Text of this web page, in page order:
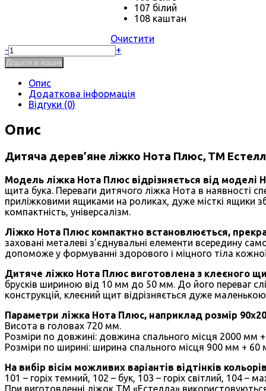
107 білий
108 каштан
Очистити
Ліжко
Нота
Плюс
бук
щит
кількість
- +
Додати в кошик
Опис
Додаткова інформація
Відгуки (0)
Опис
Дитяча дерев’яне ліжко Нота Плюс, ТМ
Модель ліжка Нота Плюс відрізняється від моделі
щита бука. Переваги дитячого ліжка Нота в наявності
приліжковими ящиками на роликах, дуже місткі ящики
компактність, універсалізм.
Ліжко Нота Плюс компактно встановлюється,
заховані металеві з’єднувальні елементи всередину
допоможе у формуванні здорового і міцного тіла
Дитяче ліжко Нота Плюс виготовлена ​​з клеєного
брусків шириною від 10 мм до 50 мм. До його переваг
конструкцій, клеєний щит відрізняється дуже
Параметри ліжка Нота Плюс, наприклад розмір
Висота в головах 720 мм.
Розміри по довжині: довжина спального місця 2000 мм
Розміри по ширині: ширина спального місця 900 мм + 60
На вибір вісім можливих варіантів відтінків
101 – горіх темний, 102 – бук, 103 – горіх світлий, 104 –
При виготовленні ліжок ТМ «Естелла» використовуються